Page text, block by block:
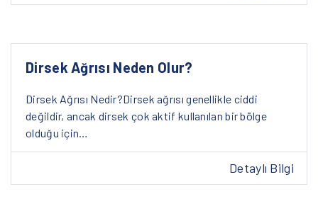
Dirsek Ağrısı Neden Olur?
Dirsek Ağrısı Nedir?Dirsek ağrısı genellikle ciddi
değildir, ancak dirsek çok aktif kullanılan bir bölge
olduğu için…
Detaylı Bilgi